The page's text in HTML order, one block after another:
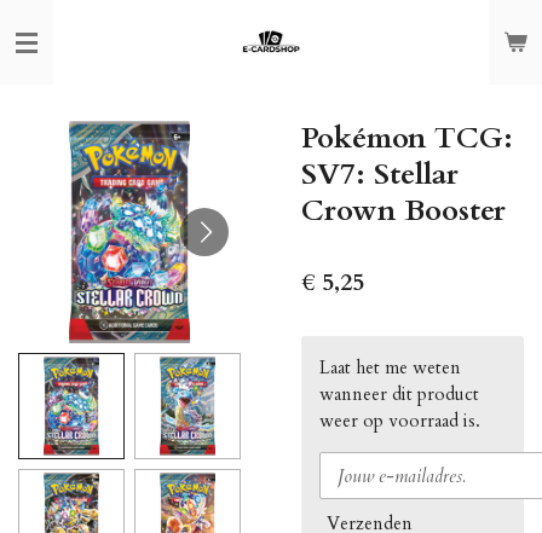
direct
hoofdinhoud
Pokémon TCG:
SV7: Stellar
Crown Booster
€ 5,25
Laat het me weten
wanneer dit product
weer op voorraad is.
Verzenden